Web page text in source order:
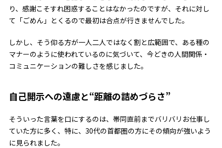
り、感謝こそすれ困惑することはなかったのですが、それに対し
て「ごめん」とくるので最初は合点が行きませんでした。
しかし、そう仰る方が一人二人ではなく割と広範囲で、ある種の
マナーのように使われているのに気づいて、今どきの人間関係・
コミュニケーションの難しさを感じました。
自己開示への遠慮と“距離の詰めづらさ”
そういった言葉を口にするのは、帯同直前までバリバリお仕事し
ていた方に多く、特に、30代の首都圏の方にその傾向が強いよう
に見られました。